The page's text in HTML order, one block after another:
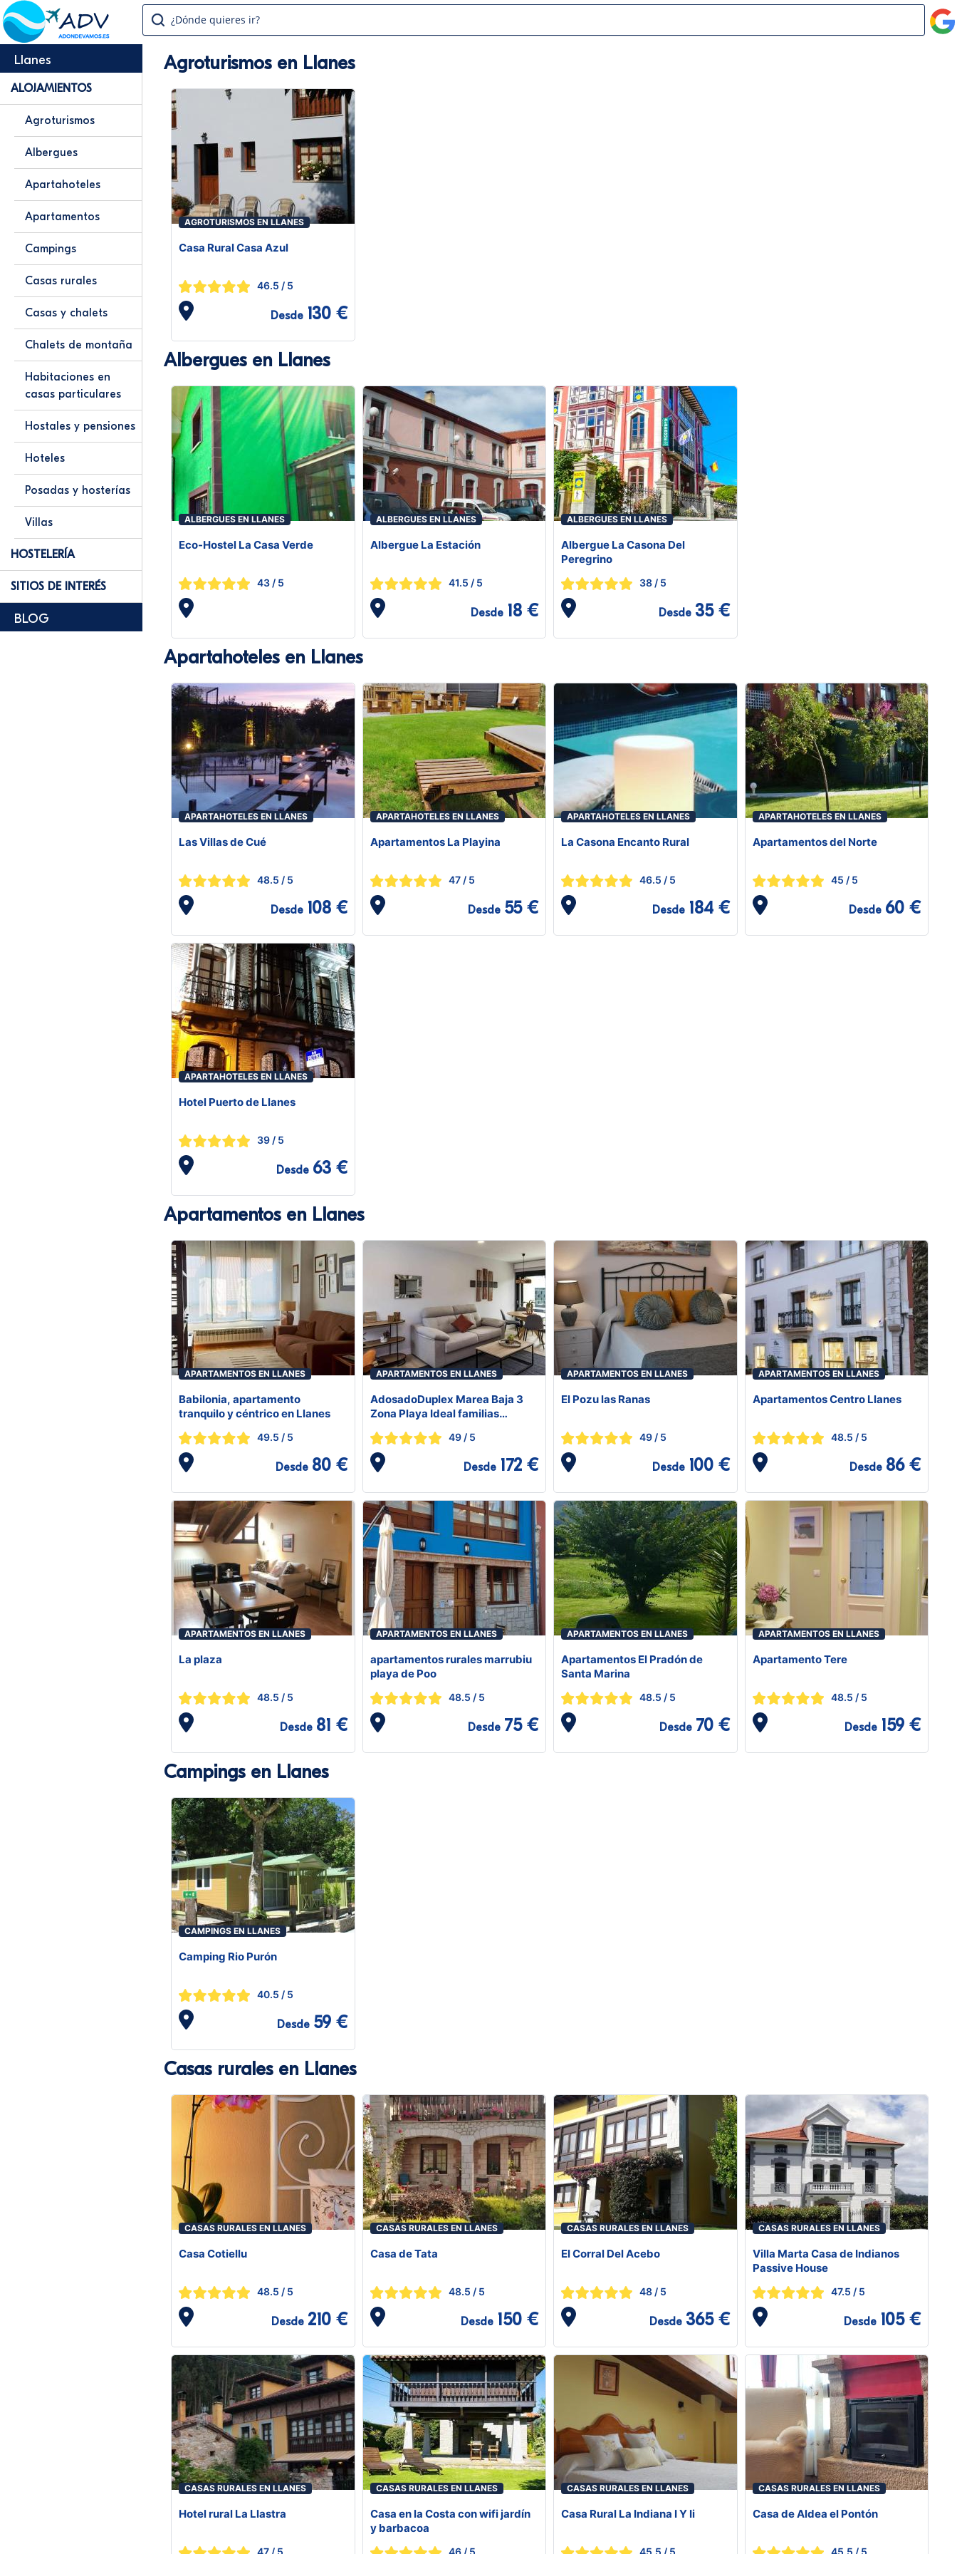
¿Dónde quieres ir?
Llanes
ALOJAMIENTOS
Agroturismos
Albergues
Apartahoteles
Apartamentos
Campings
Casas rurales
Casas y chalets
Chalets de montaña
Habitaciones en
casas particulares
Hostales y pensiones
Hoteles
Posadas y hosterías
Villas
HOSTELERÍA
SITIOS DE INTERÉS
BLOG
Agroturismos en Llanes
AGROTURISMOS EN LLANES
Casa Rural Casa Azul
46.5 / 5
Desde 130 €
Albergues en Llanes
ALBERGUES EN LLANES
Eco-Hostel La Casa Verde
43 / 5
ALBERGUES EN LLANES
Albergue La Estación
41.5 / 5
Desde 18 €
ALBERGUES EN LLANES
Albergue La Casona Del
Peregrino
38 / 5
Desde 35 €
Apartahoteles en Llanes
APARTAHOTELES EN LLANES
Las Villas de Cué
48.5 / 5
Desde 108 €
APARTAHOTELES EN LLANES
Apartamentos La Playina
47/ 5
Desde 55 €
APARTAHOTELES EN LLANES
La Casona Encanto Rural
46.5 / 5
Desde 184 €
APARTAHOTELES EN LLANES
Apartamentos del Norte
45 / 5
Desde 60 €
APARTAHOTELES EN LLANES
Hotel Puerto de Llanes
39 / 5
Desde 63 €
Apartamentos en Llanes
APARTAMENTOS EN LLANES
Babilonia, apartamento
tranquilo y céntrico en Llanes
49.5 / 5
Desde 80 €
APARTAMENTOS EN LLANES
AdosadoDuplex Marea Baja 3
Zona Playa Ideal familias
49/ 5
Desde 172 €
APARTAMENTOS EN LLANES
El Pozu las Ranas
49 / 5
Desde 100 €
APARTAMENTOS EN LLANES
Apartamentos Centro Llanes
48.5 / 5
Desde 86 €
APARTAMENTOS EN LLANES
La plaza
48.5 / 5
Desde 81 €
APARTAMENTOS EN LLANES
apartamentos rurales marrubiu
playa de Poo
48.5 / 5
Desde 75 €
APARTAMENTOS EN LLANES
Apartamentos El Pradón de
Santa Marina
48.5 / 5
Desde 70 €
APARTAMENTOS EN LLANES
Apartamento Tere
48.5 / 5
Desde 159 €
Campings en Llanes
CAMPINGS EN LLANES
Camping Rio Purón
40.5 / 5
Desde 59 €
Casas rurales en Llanes
CASAS RURALES EN LLANES
Casa Cotiellu
48.5 / 5
Desde 210 €
CASAS RURALES EN LLANES
Casa de Tata
48.5 / 5
Desde 150 €
CASAS RURALES EN LLANES
El Corral Del Acebo
48 / 5
Desde 365 €
CASAS RURALES EN LLANES
Villa Marta Casa de Indianos
Passive House
47.5 / 5
Desde 105 €
CASAS RURALES EN LLANES
Hotel rural La Llastra
47 / 5
CASAS RURALES EN LLANES
Casa en la Costa con wifi jardín
y barbacoa
46/ 5
CASAS RURALES EN LLANES
Casa Rural La Indiana I Y Ii
45.5 / 5
CASAS RURALES EN LLANES
Casa de Aldea el Pontón
45.5 / 5